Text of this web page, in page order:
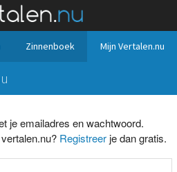
Zinnenboek Mijn Vertalen.nu
je emailadres en wachtwoord.
Registreerje dan gratis.